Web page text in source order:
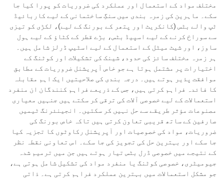
مختلف مواد کے استعمال اور عملکرد کی ضروریات کو پورا کیا جا
سکے۔ ماہرین کی زمرہ بندی میں سنگِ ساختمانی کے لیے کاربائیڈ
ٹپ والے بٹس (کانکریٹ اور پتھر کے بورنگ کے لیے)، لکڑی کو تیزی
سے سوراخ کرنے کے لیے اسپیڈ بٹس، بڑے قطر کے کٹاؤ کے لیے ہول
ساوز، اور شیٹ میٹل کے استعمال کے لیے اسٹیپ ڈرلز شامل ہیں۔
ہر زمرہ مختلف سائز کی حدود، شینک کی تشکیلات اور کوٹنگ کے
اختیارات پر مشتمل ہوتا ہے جو خاص آپریشنل ضروریات کے مطابق
موافقت پذیر ہوتے ہیں۔ درجہ بندی کی صلاحیتیں ایک اہم مقابلہ
کا فائدہ فراہم کرتی ہیں، جس کے ذریعے فراہم کنندگان ان منفرد
استعمالات کے لیے خصوصی آلات کی ترقی کر سکتے ہیں جنہیں معیاری
مصنوعات مؤثر طریقے سے حل نہیں کر سکتیں۔ انجینئرنگ ٹیمیں
صارفین کے ساتھ قریبی تعاون کرتی ہیں تاکہ خاص بورنگ کی
ضروریات، مواد کی خصوصیات اور آپریشنل رکاوٹوں کا تجزیہ کیا
جا سکے اور بہترین حل کی تجویز کی جا سکے۔ اس تعاونی نقطہ نظر
کے نتیجے میں خصوصی ڈرل بٹس تیار ہوتے ہیں جن میں ترمیم شدہ
جیومیٹری، خصوصی کوٹنگ یا منفرد مواد کی تشکیل شامل ہوتی ہے،
جو مشکل استعمالات میں بہترین عملکرد فراہم کرتی ہے۔ ذاتی